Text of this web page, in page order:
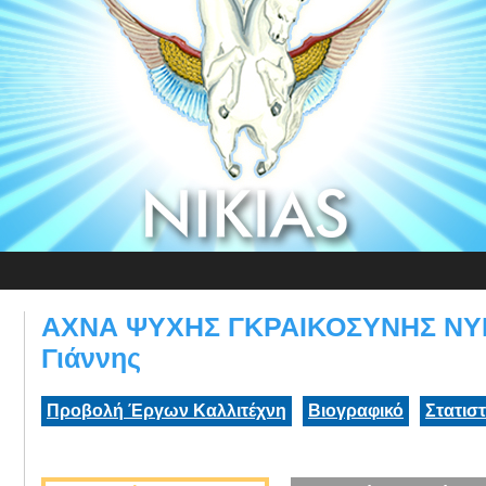
ΑΧΝΑ ΨΥΧΗΣ ΓΚΡΑΙΚΟΣΥΝΗΣ
Γιάννης
Προβολή Έργων Καλλιτέχνη Βιογραφικό